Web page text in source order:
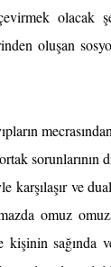
olacak
oluşan
ve
omuz
sağında